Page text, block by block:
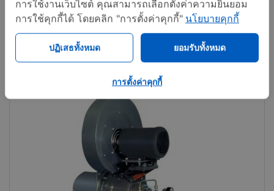
การใช้งานเว็บไซต์ คุณสามารถเลือกตั้งค่าความยินยอม
การใช้คุกกี้ได้ โดยคลิก "การตั้งค่าคุกกี้" นโยบายคุกกี้
ปฏิเสธทั้งหมด ยอมรับทั้งหมด
การตั้งค่าคุกกี้